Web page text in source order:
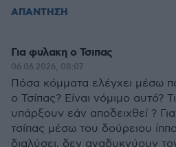
ΑΠΑΝΤΗΣΗ
Για φυλακη ο Τσιπας
06.06.2026, 08:07
Πόσα κόμματα ελέγχει μέσω
ο Τσίπας? Είναι νόμιμο αυτό?
υπάρξουν εάν αποδειχθεί ?
τσίπας μέσω του δούρειου
διαλύσει, δεν αναδυκνύουν